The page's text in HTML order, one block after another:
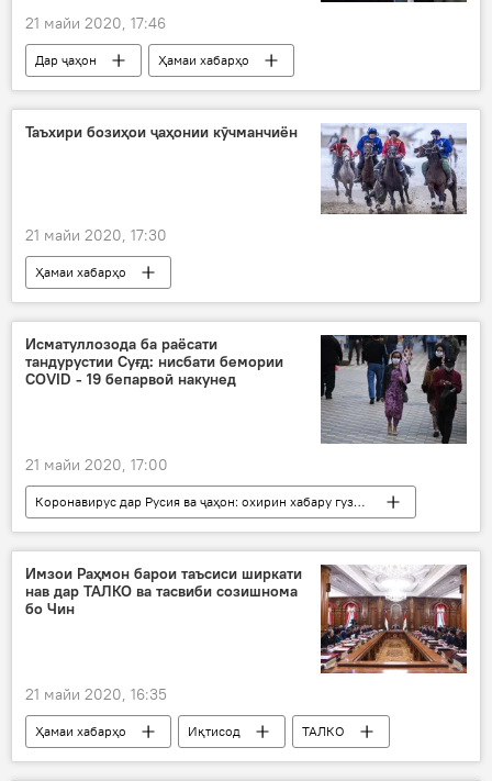
21 майи 2020, 17:46
Дар ҷаҳон
Ҳамаи хабарҳо
Муҳоҷират
Владимир Жириновский
пешниҳод
манъи вуруд Дар Русия
Таъхири бозиҳои ҷаҳонии кӯчманчиён
21 майи 2020, 17:30
Ҳамаи хабарҳо
Навигариҳои варзиши Тоҷикистон
Исматуллозода ба раёсати
тандурустии Суғд: нисбати бемории
COVID - 19 бепарвоӣ накунед
21 майи 2020, 17:00
Коронавирус дар Русия ва ҷаҳон: охирин хабару гузоришҳо
Дар Тоҷикистон
Ҳамаи хабарҳо
Тандурустӣ
Суғд
пешгирӣ
маризӣ
Имзои Раҳмон барои таъсиси ширкати
нав дар ТАЛКО ва тасвиби созишнома
бо Чин
21 майи 2020, 16:35
Ҳамаи хабарҳо Иқтисод
ТАЛКО
Чин
Дар Тоҷикистон